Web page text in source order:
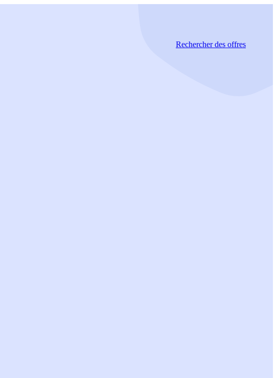
Rechercherdes offres